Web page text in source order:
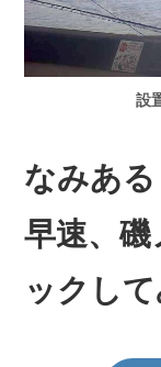
設
なみあ
早速、磯
ックし